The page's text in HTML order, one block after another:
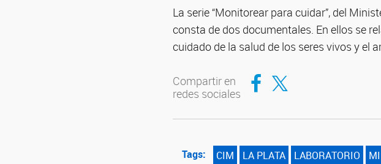
La serie “Monitorear para cuidar”, del
consta de dos documentales. En ellos se
cuidado de la salud de los seres vivos y el
Compartir en
redes sociales
Compartir en Facebook
Compartir en Twitter
Tags: CIM LA PLATA LABORATORIO